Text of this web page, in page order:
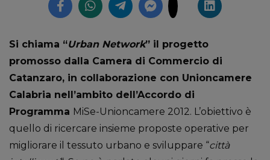
Si chiama “Urban Network” il progetto
promosso dalla Camera di Commercio di
Catanzaro, in collaborazione con Unioncamere
Calabria nell’ambito dell’Accordo di
Programma MiSe-Unioncamere 2012. L’obiettivo è
quello di ricercare insieme proposte operative per
migliorare il tessuto urbano e sviluppare “città